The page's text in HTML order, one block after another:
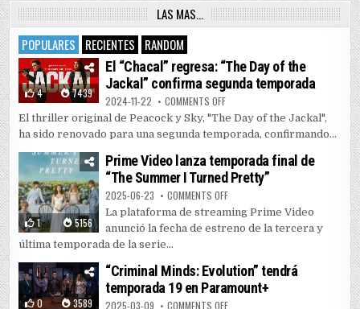
LAS MAS…
POPULARES
RECIENTES RANDOM
4 7439
El “Chacal” regresa: “The Day of the
Jackal” confirma segunda temporada
2024-11-22 COMMENTS OFFON EL “CHACAL” REGRESA: “THE
El thriller original de Peacock y Sky, "The Day of the Jackal",
ha sido renovado para una segunda temporada, confirmando...
1 5156
Prime Video lanza temporada final de
“The Summer I Turned Pretty”
2025-06-23 COMMENTS OFFON PRIME VIDEO LANZA
La plataforma de streaming Prime Video
anunció la fecha de estreno de la tercera y
última temporada de la serie...
0 3589
“Criminal Minds: Evolution” tendrá
temporada 19 en Paramount+
2025-03-09 COMMENTS OFFON “CRIMINAL MINDS: